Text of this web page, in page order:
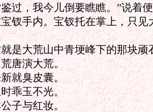
过，我今儿倒要瞧瞧。”说着
钗手内。宝钗托在掌上，只
大荒山中青埂峰下的那块顽
唐演大荒。
就臭皮囊。
乖玉不光。
子与红妆。